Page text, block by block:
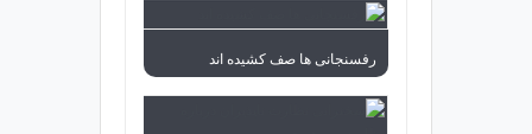
رفسنجانی ها صف کشیده اند